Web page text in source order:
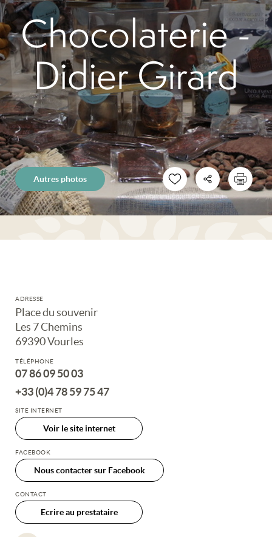
Chocolaterie -
Didier Girard
Autres photos
ADRESSE
Place du souvenir
Les 7 Chemins
69390 Vourles
TÉLÉPHONE
07 86 09 50 03
+33 (0)4 78 59 75 47
SITE INTERNET
Voir le site internet
FACEBOOK
Nous contacter sur Facebook
CONTACT
Ecrire au prestataire